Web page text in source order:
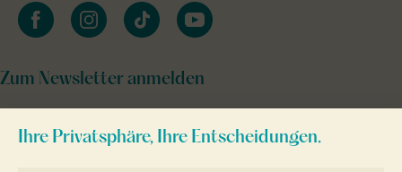
facebookinstagramtiktok youtube
Zum Newsletter anmelden